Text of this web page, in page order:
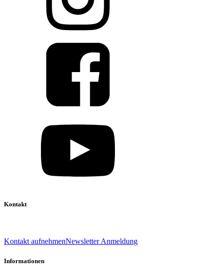
Kontakt
Kontakt aufnehmenNewsletter Anmeldung
Informationen